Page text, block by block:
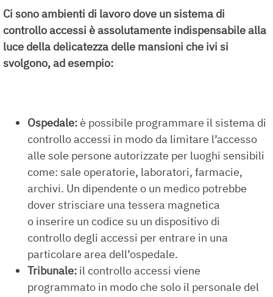
Ci sono ambienti di lavoro dove un sistema di
controllo accessi è assolutamente indispensabile alla
luce della delicatezza delle mansioni che ivi si
svolgono, ad esempio:
Ospedale:è possibile programmare il sistema di
controllo accessi in modo da limitare l’accesso
alle sole persone autorizzate per luoghi sensibili
come: sale operatorie, laboratori, farmacie,
archivi. Un dipendente o un medico potrebbe
dover strisciare una tessera magnetica
o inserire un codice su un dispositivo di
controllo degli accessi per entrare in una
particolare area dell’ospedale.
Tribunale: il controllo accessi viene
programmato in modo che solo il personale del